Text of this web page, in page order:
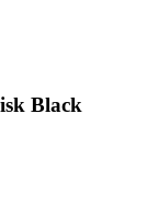
Black